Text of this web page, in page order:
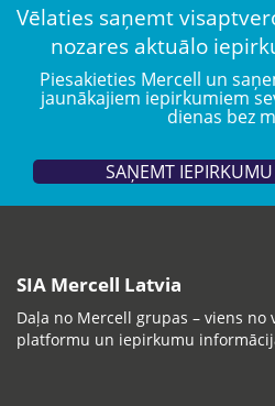
Vēlaties saņemt
nozares aktuālo
Piesakieties Mercell un
jaunākajiem iepirkumiem
dienas bez
SAŅEMT
SIA Mercell Latvia
Daļa no Mercell grupas – viens
platformu un iepirkumu